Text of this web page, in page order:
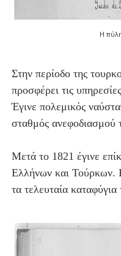
Η
Στην περίοδο της
προσφέρει τις
Έγινε πολεμικός
σταθμός ανεφοδιασμού
Μετά το 1821 έγινε
Ελλήνων και Τούρκων.
τα τελευταία